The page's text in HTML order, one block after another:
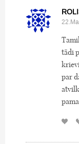
tādi
par